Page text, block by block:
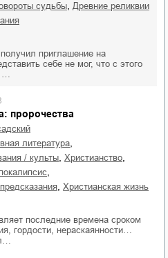
судьбы древние реликвии
приглашение на
себе не мог, что с этого
…
пророчества
литература
/ культы христианство
христианская жизнь
последние времена сроком
гордости, нераскаянности…